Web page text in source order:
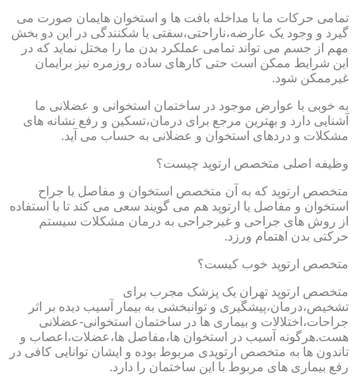
تمامی حرکات ما با مداخله بافت ها و استخوان هایمان صورت می
گیرد و وجود یک عارضه،ناراحتی،سفتی یا شکنندگی در این دو بخش
مهم از جسم می تواند تمامی عملکرد بدن ما را مختل نماید که در
این شرایط ممکن است حتی کارهای ساده روزمره نیز برایمان
غیرممکن شود.
به خوبی با عوارض موجود در ساختمان استخوانی و عضلانی ما
آشنایی دارد و بهترین مرجع برای درمان،تسکین و رفع نشانه های
مشکلات و دردهای استخوان و عضلانی به حساب می آید.
وظیفه اصلی متخصص ارتوپد چیست؟
متخصص ارتوپد که به آن متخصص استخوان و مفاصل یا جراح
استخوان و مفاصل یا ارتوپد هم می گویند سعی می کند تا با استفاده
از روش های جراحی و غیرجراحی به درمان مشکلات سیستم
حرکتی بدن اهتمام ورزد.
متخصص ارتوپد خوب کیست؟
متخصص ارتوپد تهران یک پزشک مجرب برای
تشخیص،درمان،پیشگیری و توانبخشی به بیمار آسیب دیده بر اثر
جراحات،اختلالات و بیماری ها در ساختمان استخوانی-عضلانی
هست.هرگونه آسیب در استخوان ها،مفاصل ها،عضلات،اعصاب و
تاندون ها به متخصص ارتوپدی مربوط بوده و ایشان توانایی کافی در
رفع بیماری های مربوط با این ساختمان را دارد.